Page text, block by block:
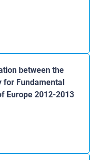
between the
for Fundamental
Europe 2012-2013